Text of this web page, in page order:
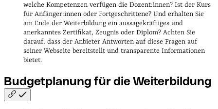
welche Kompetenzen verfügen die Dozent:innen? Ist der Kurs
für Anfänger:innen oder Fortgeschrittene? Und erhalten Sie
am Ende der Weiterbildung ein aussagekräftiges und
anerkanntes Zertifikat, Zeugnis oder Diplom? Achten Sie
darauf, dass der Anbieter Antworten auf diese Fragen auf
seiner Webseite bereitstellt und transparente Informationen
bietet.
Budgetplanung für dieWeiterbildung